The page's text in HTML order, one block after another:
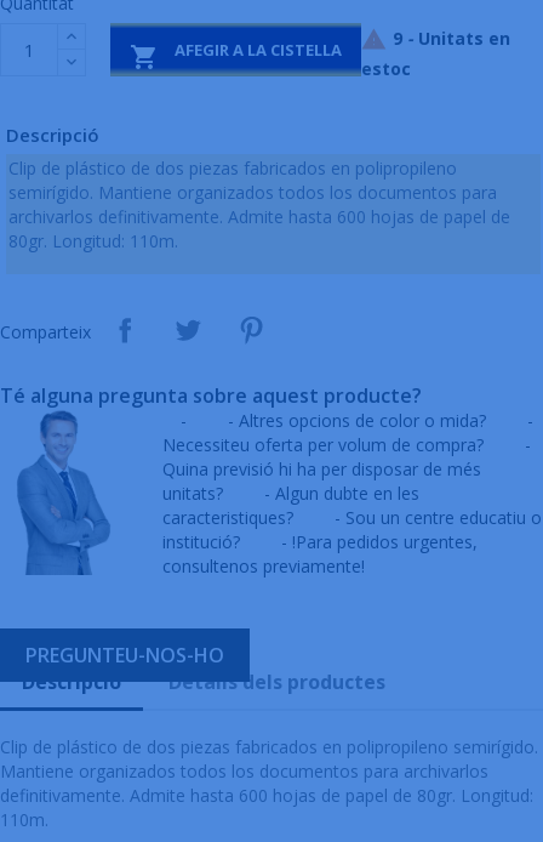
 AFEGIR A LA CISTELLA  9 - Unitats en
estoc
Descripció
Clip de plástico de dos piezas fabricados en polipropileno
semirígido. Mantiene organizados todos los documentos para
archivarlos definitivamente. Admite hasta 600 hojas de papel de
80gr. Longitud: 110m.
Comparteix
Té alguna pregunta sobre aquest producte?
- - Altres opcions de color o mida?
-
Necessiteu oferta per volum de compra?
-
Quina previsió hi ha per disposar de més
unitats?
- Algun dubte en les
caracteristiques?
- Sou un centre educatiu o
institució?
- !Para pedidos urgentes,
consultenos previamente!
PREGUNTEU-NOS-HO
Descripció
Detalls dels productes
Clip de plástico de dos piezas fabricados en polipropileno semirígido.
Mantiene organizados todos los documentos para archivarlos
definitivamente. Admite hasta 600 hojas de papel de 80gr. Longitud:
110m.